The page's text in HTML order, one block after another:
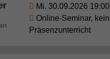
Mi. 30.09.2026 19:00
Online-Seminar, kein
Präsenzunterricht